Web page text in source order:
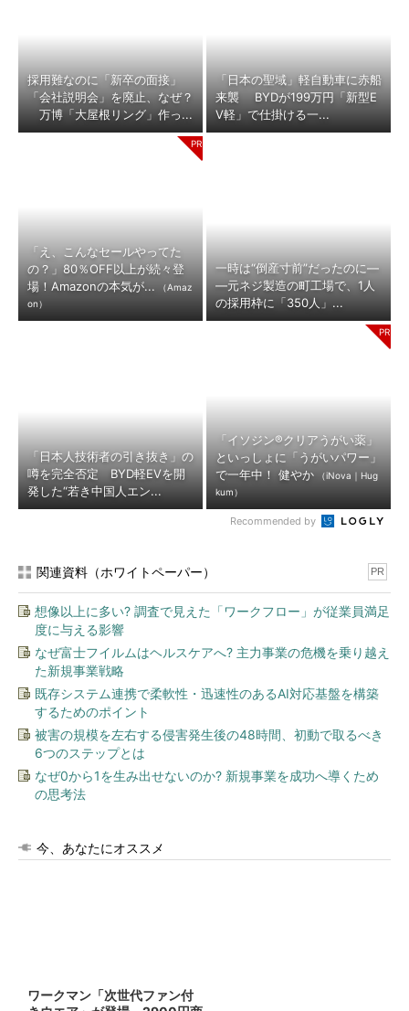
採用難なのに「新卒の面接」
「会社説明会」を廃止、なぜ？
万博「大屋根リング」作っ...
「日本の聖域」軽自動車に赤船
来襲 BYDが199万円「新型E
V軽」で仕掛ける一...
「え、こんなセールやってた
の？」80％OFF以上が続々登
場！Amazonの本気が...
（Amaz
on）
一時は“倒産寸前”だったのに―
―元ネジ製造の町工場で、1人
の採用枠に「350人」...
「日本人技術者の引き抜き」の
噂を完全否定 BYD軽EVを開
発した“若き中国人エン...
「イソジン®クリアうがい薬」
といっしょに「うがいパワー」
で一年中！ 健やか
（iNova｜Hug
kum）
Recommended by
関連資料（ホワイトペーパー） PR
想像以上に多い? 調査で見えた「ワークフロー」が従業員満足
度に与える影響
なぜ富士フイルムはヘルスケアへ? 主力事業の危機を乗り越え
た新規事業戦略
既存システム連携で柔軟性・迅速性のあるAI対応基盤を構築
するためのポイント
被害の規模を左右する侵害発生後の48時間、初動で取るべき
6つのステップとは
なぜ0から1を生み出せないのか? 新規事業を成功へ導くため
の思考法
今、あなたにオススメ
ワークマン「次世代ファン付